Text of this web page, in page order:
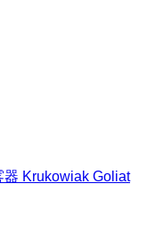
器 Krukowiak Goliat